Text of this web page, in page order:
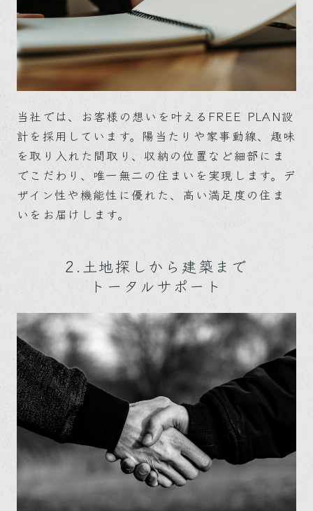
当社では、お客様の想いを叶えるFREE PLAN設
計を採用しています。陽当たりや家事動線、趣味
を取り入れた間取り、収納の位置など細部にま
でこだわり、唯一無二の住まいを実現します。デ
ザイン性や機能性に優れた、高い満足度の住ま
いをお届けします。
2.土地探しから建築まで
トータルサポート